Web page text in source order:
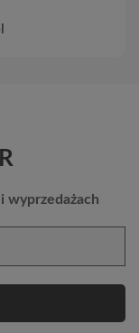
wyprzedażach